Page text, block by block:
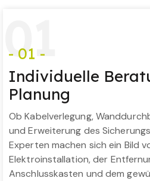
01
- 01 -
Individuelle
Planung
Ob Kabelverlegung,
und Erweiterung des
Experten machen sich ein Bild
Elektroinstallation, der
Anschlusskasten und dem